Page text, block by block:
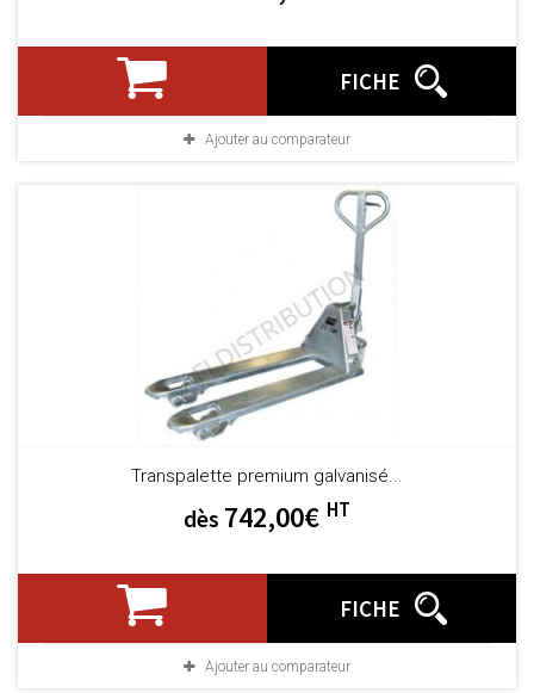
FICHE
Ajouter au comparateur
Transpalette premium galvanisé...
dès 742,00€ HT
FICHE
Ajouter au comparateur